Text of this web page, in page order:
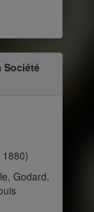
Société
Godard,